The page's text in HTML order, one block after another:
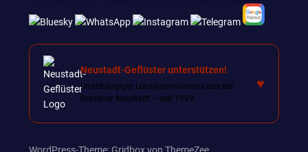
Neustadt-Geflüster unterstützen!
Unabhängiger Lokaljournalismus aus der
Dresdner Neustadt – seit 1999.
♥